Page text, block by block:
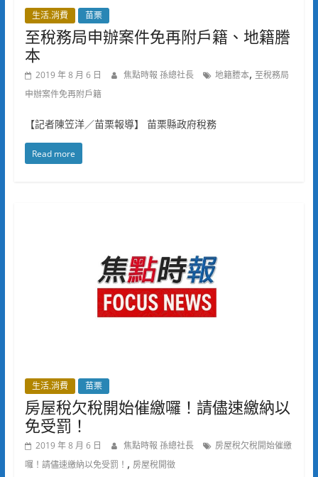
生活.消費 苗栗
至稅務局申辦案件免再附戶籍、地籍謄
本
2019 年 8 月 6 日 焦點時報 孫總社長 地籍謄本, 至稅務局
申辦案件免再附戶籍
【記者陳笠洋／苗栗報導】 苗栗縣政府稅務
Read more
生活.消費 苗栗
房屋稅欠稅開始催繳囉！請儘速繳納以
免受罰！
2019 年 8 月 6 日 焦點時報 孫總社長
房屋稅欠稅開始催繳
囉！請儘速繳納以免受罰！ , 房屋稅開徵